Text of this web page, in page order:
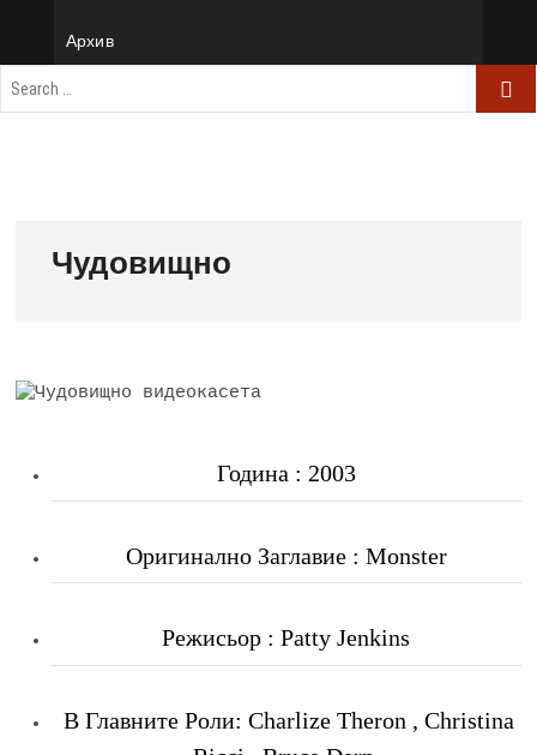
Архив
Чудовищно
Година : 2003
Оригинално Заглавие : Monster
Режисьор : Patty Jenkins
В Главните Роли: Charlize Theron , Christina